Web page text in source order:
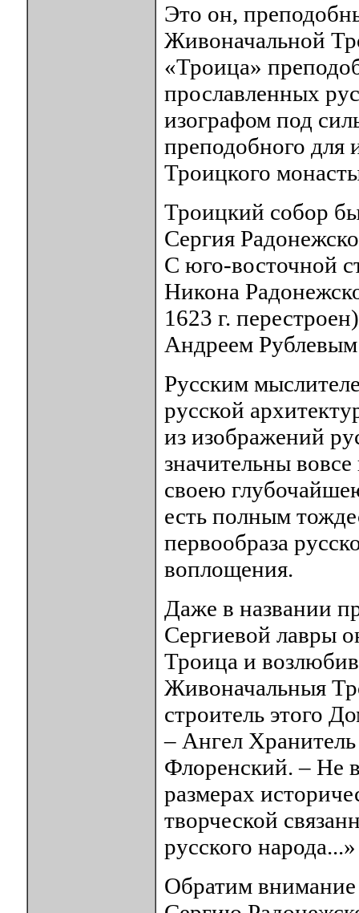
Это он,
Живоначальной
«Троица»
прославленных
изографом под
преподобного для
Троицкого
Троицкий собор
Сергия
С юго-восточной
Никона
1623 г.
Андреем
Русским
русской
из изображений
значительны
своею
есть полным
первообраза
воплощения.
Даже в названии
Сергиевой лавры
Троица и
Живоначальныя
строитель этого
– Ангел
Флоренский. – Не
размерах
творческой
русского народа...»
Обратим